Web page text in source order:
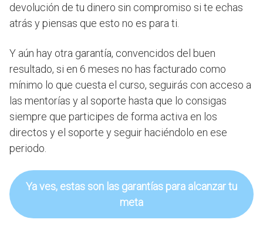
devolución de tu dinero sin compromiso si te echas
atrás y piensas que esto no es para ti.
Y aún hay otra garantía, convencidos del buen
resultado, si en 6 meses no has facturado como
mínimo lo que cuesta el curso, seguirás con acceso a
las mentorías y al soporte hasta que lo consigas
siempre que participes de forma activa en los
directos y el soporte y seguir haciéndolo en ese
periodo.
Ya ves, estas son las garantías para alcanzar tu
meta